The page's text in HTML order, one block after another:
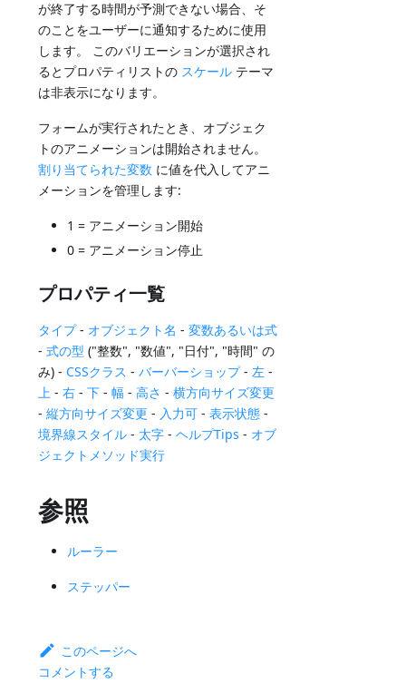
が終了する時間が予測できない場合、そ
のことをユーザーに通知するために使用
します。 このバリエーションが選択され
るとプロパティリストの スケール テーマ
は非表示になります。
フォームが実行されたとき、オブジェク
トのアニメーションは開始されません。
割り当てられた変数 に値を代入してアニ
メーションを管理します:
1 = アニメーション開始
0 = アニメーション停止
プロパティ一覧
タイプ- オブジェクト名 -変数あるいは式
-式の型 ("整数", "数値", "日付", "時間" の
み) - CSSクラス -バーバーショップ-左 -
上 -右 -下 -幅 -高さ -横方向サイズ変更
-縦方向サイズ変更 - 入力可 -表示状態 -
境界線スタイル - 太字 -ヘルプTips - オブ
ジェクトメソッド実行
参照
ルーラー
ステッパー
このページへ
コメントする